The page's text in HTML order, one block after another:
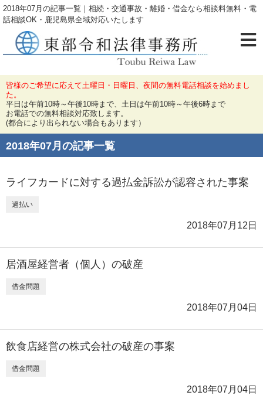
2018年07月の記事一覧｜相続・交通事故・離婚・借金なら相談料無料・電
話相談OK・鹿児島県全域対応いたします
皆様のご希望に応えて土曜日・日曜日、夜間の無料電話相談を始めまし
た。
平日は午前10時～午後10時まで、土日は午前10時～午後6時まで
お電話での無料相談対応致します。
(都合により出られない場合もあります）
2018年07月の記事一覧
ライフカードに対する過払金訴訟が認容された事案
過払い
2018年07月12日
居酒屋経営者（個人）の破産
借金問題
2018年07月04日
飲食店経営の株式会社の破産の事案
借金問題
2018年07月04日